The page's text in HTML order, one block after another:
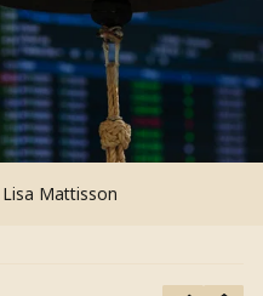
Mattisson